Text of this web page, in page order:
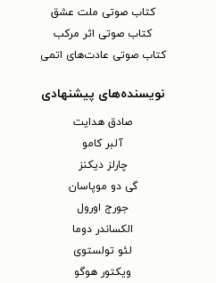
کتاب صوتی ملت عشق
کتاب صوتی اثر مرکب
کتاب صوتی عادت‌های اتمی
نویسنده‌های پیشنهادی
صادق هدایت
آلبر کامو
چارلز دیکنز
گی دو موپاسان
جورج اورول
الکساندر دوما
لئو تولستوی
ویکتور هوگو